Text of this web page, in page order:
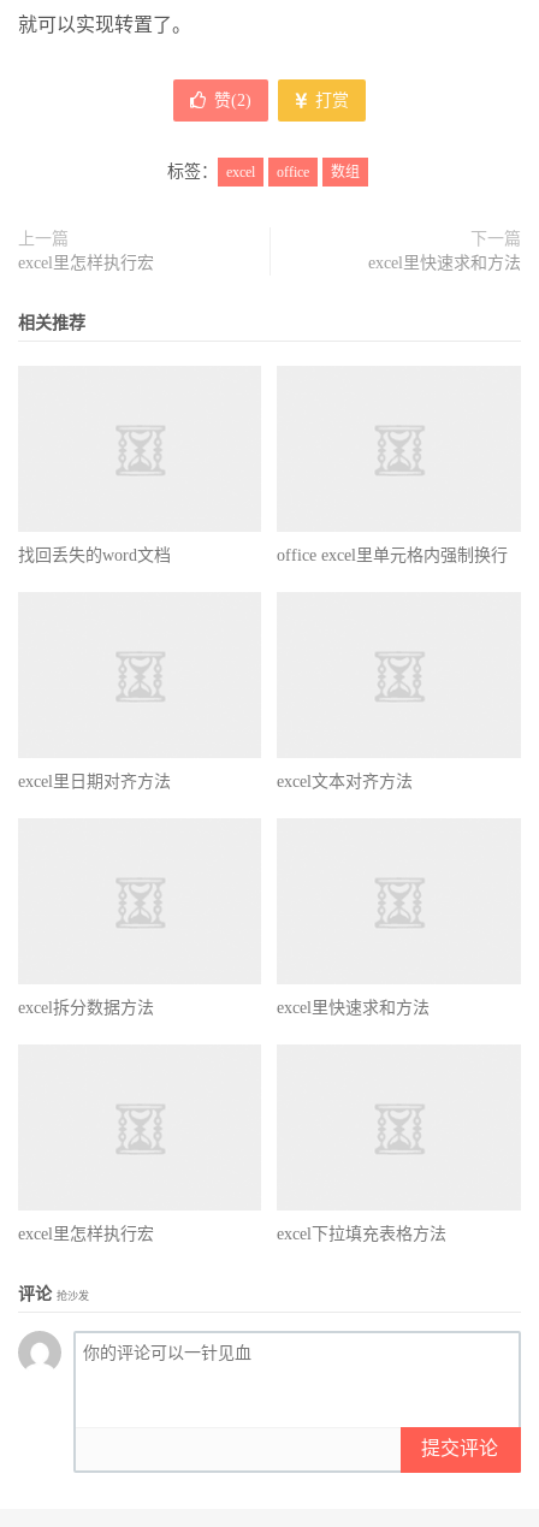
就可以实现转置了。
赞(2) 打赏
标签： excel office 数组
上一篇
excel里怎样执行宏
下一篇
excel里快速求和方法
相关推荐
找回丢失的word文档 office excel里单元格内强制换行
excel里日期对齐方法 excel文本对齐方法
excel拆分数据方法 excel里快速求和方法
excel里怎样执行宏 excel下拉填充表格方法
评论 抢沙发
提交评论